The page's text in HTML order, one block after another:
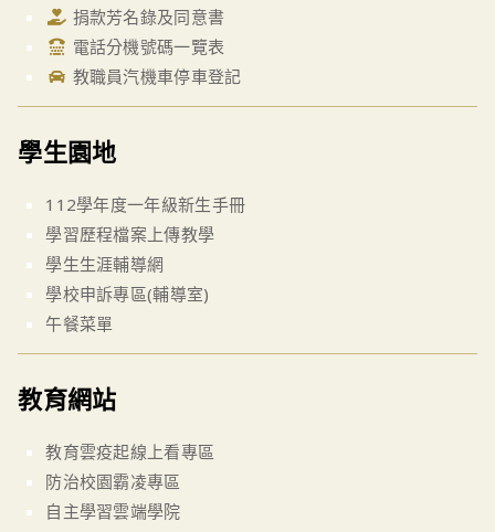
捐款芳名錄及同意書
電話分機號碼一覽表
教職員汽機車停車登記
學生園地
112學年度一年級新生手冊
學習歷程檔案上傳教學
學生生涯輔導網
學校申訴專區(輔導室)
午餐菜單
教育網站
教育雲疫起線上看專區
防治校園霸凌專區
自主學習雲端學院